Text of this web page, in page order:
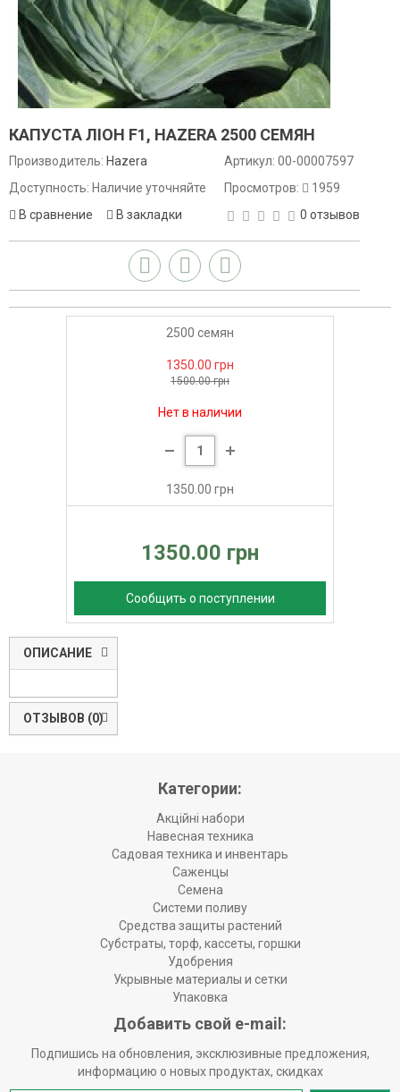
КАПУСТА ЛІОН F1, HAZERA 2500 СЕМЯН
Производитель: Hazera
Доступность: Наличие уточняйте
В сравнение
В закладки
Артикул: 00-00007597
Просмотров:
1959
0 отзывов
2500 семян
1350.00 грн
1500.00 грн
Нет в наличии
1350.00 грн
1350.00 грн
Сообщить о поступлении
ОПИСАНИЕ
ОТЗЫВОВ (0)
Категории:
Акційні набори
Навесная техника
Садовая техника и инвентарь
Саженцы
Семена
Системи поливу
Средства защиты растений
Субстраты, торф, кассеты, горшки
Удобрения
Укрывные материалы и сетки
Упаковка
Добавить свой e-mail:
Подпишись на обновления, эксклюзивные предложения,
информацию о новых продуктах, скидках